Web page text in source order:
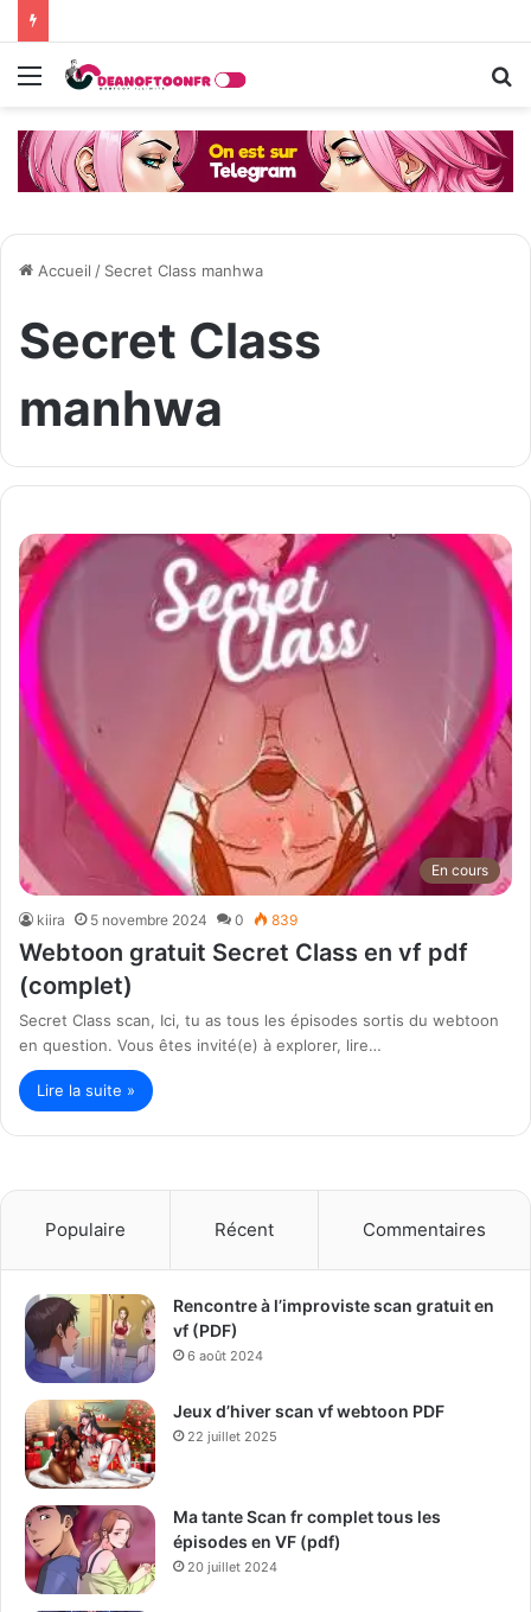
Menu
Accueil / Secret Class manhwa
Secret Class
manhwa
En cours
kiira 5 novembre 2024 0 839
Webtoon gratuit Secret Class en vf pdf
(complet)
Secret Class scan, Ici, tu as tous les épisodes sortis du webtoon
en question. Vous êtes invité(e) à explorer, lire…
Lire la suite »
Populaire Récent Commentaires
Rencontre à l’improviste scan gratuit en
vf (PDF)
6 août 2024
Jeux d’hiver scan vf webtoon PDF
22 juillet 2025
Ma tante Scan fr complet tous les
épisodes en VF (pdf)
20 juillet 2024